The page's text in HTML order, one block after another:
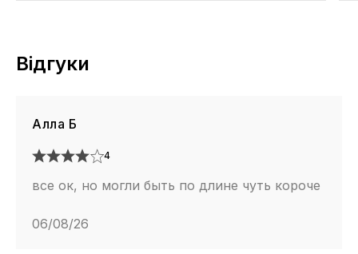
Відгуки
Алла Б
4
все ок, но могли быть по длине чуть короче
06/08/26